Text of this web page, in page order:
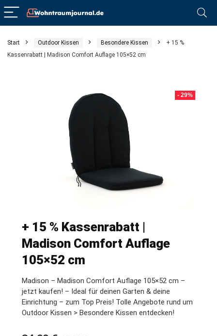
Start Outdoor Kissen Besondere Kissen
+ 15 %
Kassenrabatt | Madison Comfort Auflage 105×52 cm
- 29%
+ 15 % Kassenrabatt |
Madison Comfort Auflage
105×52 cm
Madison – Madison Comfort Auflage 105×52 cm –
jetzt kaufen! – Ideal für deinen Garten & deine
Einrichtung – zum Top Preis! Tolle Angebote rund um
Outdoor Kissen > Besondere Kissen entdecken!